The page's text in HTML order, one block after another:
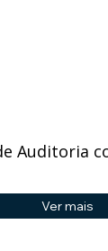
Auditoria
Ver mais